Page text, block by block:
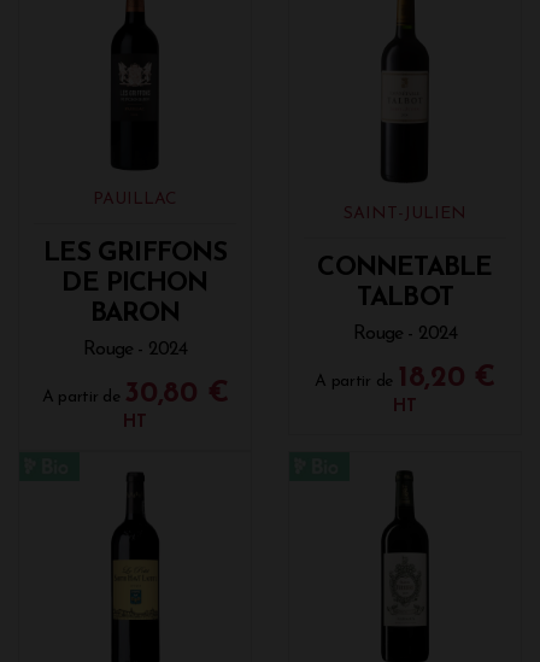
PAUILLAC
LES GRIFFONS
DE PICHON
BARON
Rouge - 2024
A partir de 30,80 €
HT
SAINT-JULIEN
CONNETABLE
TALBOT
Rouge - 2024
A partir de 18,20 €
HT